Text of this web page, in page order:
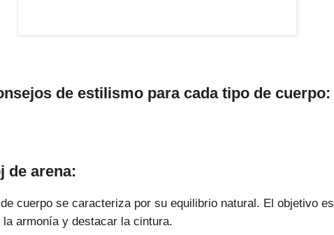
de estilismo para cada tipo de cuerpo:
de arena:
cuerpo se caracteriza por su equilibrio natural. El objetivo es
la armonía y destacar la cintura.